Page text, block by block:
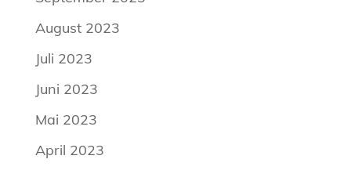
August 2023
Juli 2023
Juni 2023
Mai 2023
April 2023